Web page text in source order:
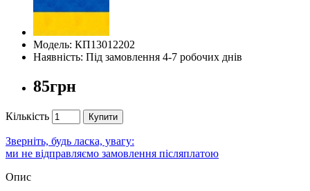
Модель: КП13012202
Наявність: Під замовлення 4-7 робочих днів
85грн
Кількість Купити
Зверніть, будь ласка, увагу:
ми не відправляємо замовлення післяплатою
Опис